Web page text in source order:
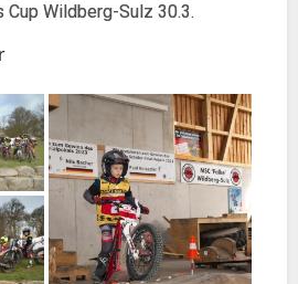
Cup Wildberg-Sulz 30.3.